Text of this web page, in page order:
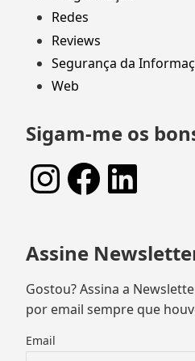
Redes
Reviews
Segurança da
Web
Sigam-me os
InstagramFacebookLinkedIn
Assine
Gostou? Assina a
por email sempre que
Email